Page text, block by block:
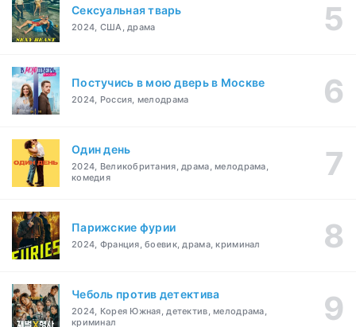
Сексуальная тварь
2024, США, драма
Постучись в мою дверь в Москве
2024, Россия, мелодрама
Один день
2024, Великобритания, драма, мелодрама,
комедия
Парижские фурии
2024, Франция, боевик, драма, криминал
Чеболь против детектива
2024, Корея Южная, детектив, мелодрама,
криминал